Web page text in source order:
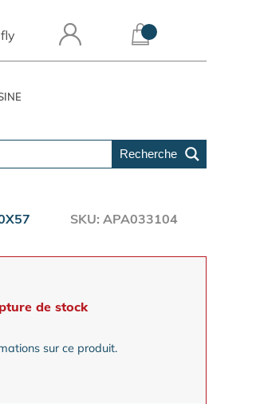
Recherche
SKU: APA033104
de stock
sur ce produit.